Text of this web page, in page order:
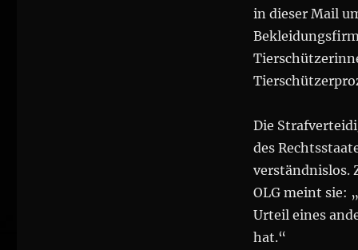
in dieser Mail
Die
des
verständnislos.
OLG meint sie:
Urteil eines
hat.“